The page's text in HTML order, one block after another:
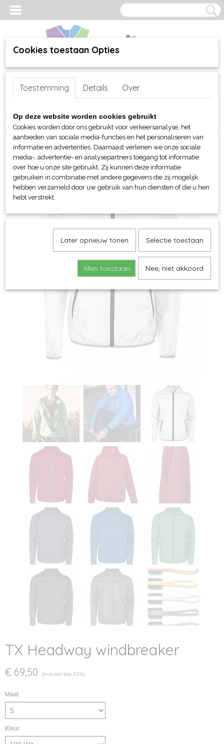
Inloggen Registreren
(0)
Home >webshop>Per merk >Printer Active Wear
TX Headway windbreaker
TX Headway windbreaker
€ 69,50 (inclusief btw 21%)
Maat
Kleur
Cookies toestaan Opties
Toestemming Details Over
Op deze website worden cookies gebruikt
Cookies worden door ons gebruikt voor verkeersanalyse, het
aanbieden van sociale media-functies en het personaliseren van
informatie en advertenties. Daarnaast verlenen we onze sociale
media-, advertentie- en analysepartners toegang tot informatie
over hoe u onze site gebruikt. Zij kunnen deze informatie
gebruiken in combinatie met andere gegevens die zij mogelijk
hebben verzameld door uw gebruik van hun diensten of die u hen
hebt verstrekt.
Later opnieuw tonen Selectie toestaan
Alles toestaan Nee, niet akkoord